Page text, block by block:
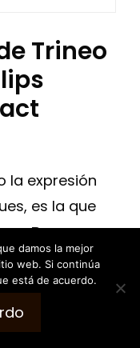
Trineo
la expresión
es la que
de
y peso muy
una
damos la mejor
web. Si continúa
está de acuerdo.